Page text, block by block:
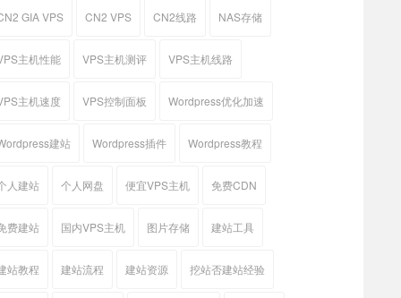
GIA VPS CN2 VPS CN2线路 NAS存储
主机性能 VPS主机测评 VPS主机线路
主机速度 VPS控制面板 Wordpress优化加速
建站 Wordpress插件 Wordpress教程
人建站 个人网盘 便宜VPS主机 免费CDN
费建站 国内VPS主机 图片存储 建站工具
站教程 建站流程 建站资源 挖站否建站经验